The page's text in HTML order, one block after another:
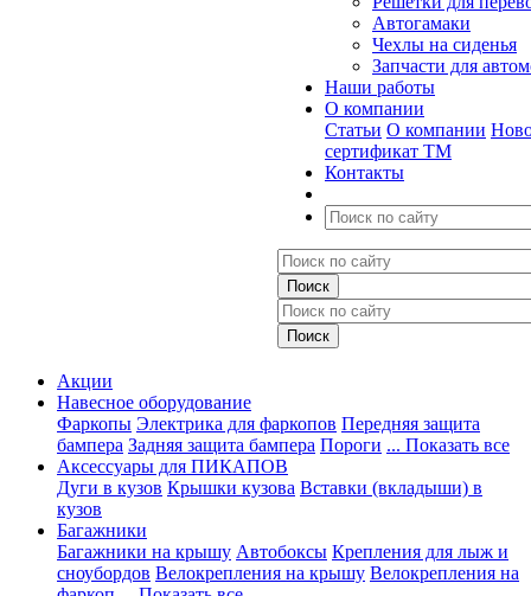
Автогамаки
Чехлы на сиденья
Запчасти для
Наши работы
О компании
Статьи О компании
сертификат ТМ
Контакты
Акции
Навесное оборудование
Фаркопы Электрика для фаркопов Передняя защита
бампера Задняя защита бампера Пороги ... Показать все
Аксессуары для ПИКАПОВ
Дуги в кузов Крышки кузова Вставки (вкладыши) в
кузов
Багажники
Багажники на крышу Автобоксы Крепления для лыж и
сноубордов Велокрепления на крышу Велокрепления на